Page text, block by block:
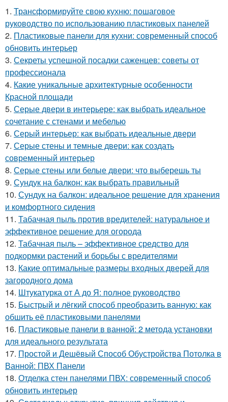
1. Трансформируйте свою кухню: пошаговое
руководство по использованию пластиковых панелей
2. Пластиковые панели для кухни: современный способ
обновить интерьер
3. Секреты успешной посадки саженцев: советы от
профессионала
4. Какие уникальные архитектурные особенности
Красной площади
5. Серые двери в интерьере: как выбрать идеальное
сочетание с стенами и мебелью
6. Серый интерьер: как выбрать идеальные двери
7. Серые стены и темные двери: как создать
современный интерьер
8. Серые стены или белые двери: что выберешь ты
9. Сундук на балкон: как выбрать правильный
10. Сундук на балкон: идеальное решение для хранения
и комфортного сидения
11. Табачная пыль против вредителей: натуральное и
эффективное решение для огорода
12. Табачная пыль – эффективное средство для
подкормки растений и борьбы с вредителями
13. Какие оптимальные размеры входных дверей для
загородного дома
14. Штукатурка от А до Я: полное руководство
15. Быстрый и лёгкий способ преобразить ванную: как
обшить её пластиковыми панелями
16. Пластиковые панели в ванной: 2 метода установки
для идеального результата
17. Простой и Дешёвый Способ Обустройства Потолка в
Ванной: ПВХ Панели
18. Отделка стен панелями ПВХ: современный способ
обновить интерьер